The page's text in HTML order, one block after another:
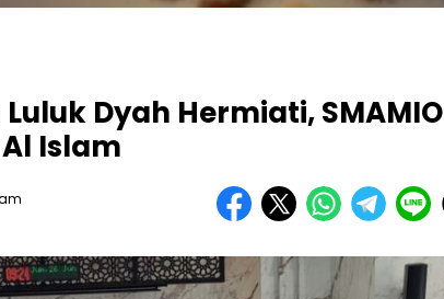
Dyah Hermiati, SMAMIO
Islam